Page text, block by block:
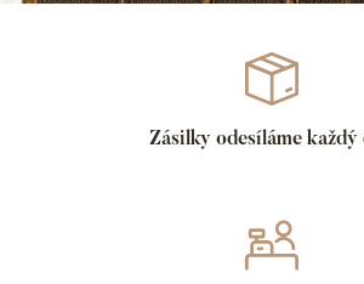
Zásilky odesíláme každý